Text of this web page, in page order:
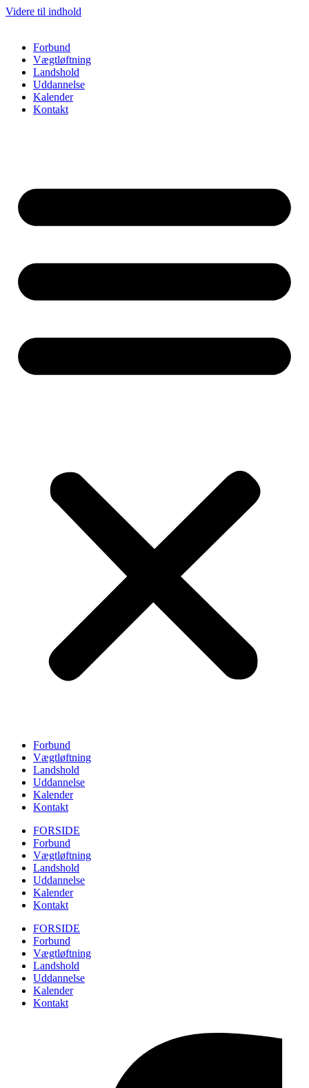
Videre til indhold
Forbund
Vægtløftning
Landshold
Uddannelse
Kalender
Kontakt
Forbund
Vægtløftning
Landshold
Uddannelse
Kalender
Kontakt
FORSIDE
Forbund
Vægtløftning
Landshold
Uddannelse
Kalender
Kontakt
FORSIDE
Forbund
Vægtløftning
Landshold
Uddannelse
Kalender
Kontakt